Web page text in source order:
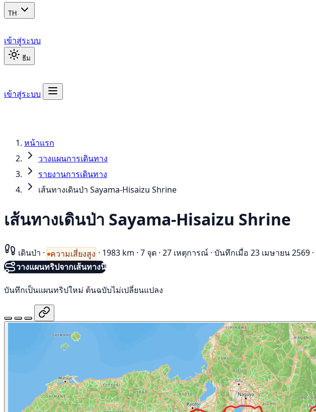
TH
เข้าสู่ระบบ
ธีม
เข้าสู่ระบบ
หน้าแรก
วางแผนการเดินทาง
รายงานการเดินทาง
เส้นทางเดินป่า Sayama-Hisaizu Shrine
เส้นทางเดินป่า Sayama-Hisaizu Shrine
เดินป่า · ความเสี่ยงสูง · 1983 km · 7 จุด · 27 เหตุการณ์ · บันทึกเมื่อ 23 เมษายน 2569 ·
วางแผนทริปจากเส้นทางนี้
บันทึกเป็นแผนทริปใหม่ ต้นฉบับไม่เปลี่ยนแปลง